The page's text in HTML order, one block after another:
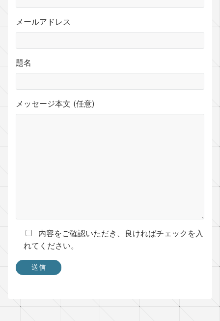
メールアドレス
題名
メッセージ本文 (任意)
内容をご確認いただき、良ければチェックを入
れてください。